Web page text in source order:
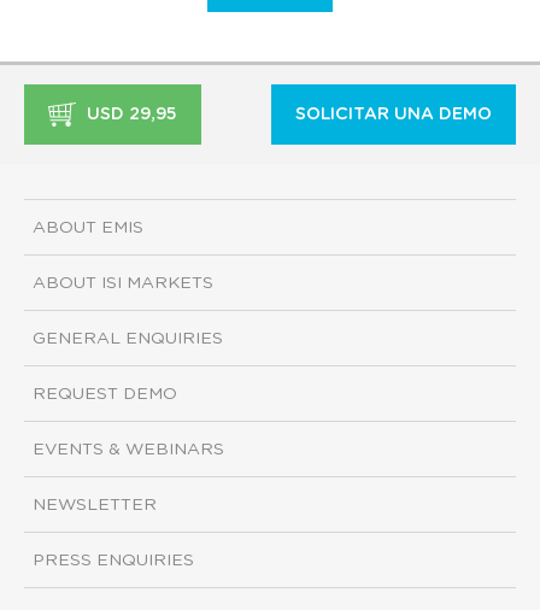
USD 29,95 SOLICITAR UNA DEMO
ABOUT EMIS
ABOUT ISI MARKETS
GENERAL ENQUIRIES
REQUEST DEMO
EVENTS & WEBINARS
NEWSLETTER
PRESS ENQUIRIES